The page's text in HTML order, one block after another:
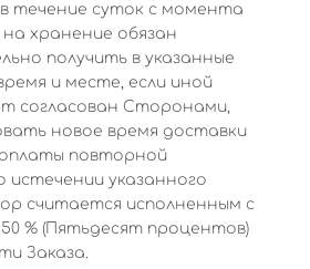
в течение суток с момента
хранение обязан
получить в указанные
и месте, если иной
согласован Сторонами,
новое время доставки
оплаты повторной
истечении указанного
считается исполненным с
% (Пятьдесят процентов)
Заказа.